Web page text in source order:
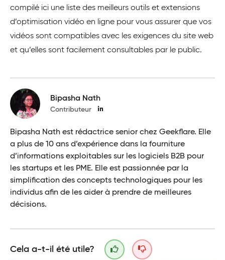
compilé ici une liste des meilleurs outils et extensions
d’optimisation vidéo en ligne pour vous assurer que vos
vidéos sont compatibles avec les exigences du site web
et qu’elles sont facilement consultables par le public.
Bipasha Nath
Contributeur
Bipasha Nath est rédactrice senior chez Geekflare. Elle
a plus de 10 ans d’expérience dans la fourniture
d’informations exploitables sur les logiciels B2B pour
les startups et les PME. Elle est passionnée par la
simplification des concepts technologiques pour les
individus afin de les aider à prendre de meilleures
décisions.
Cela a-t-il été utile?